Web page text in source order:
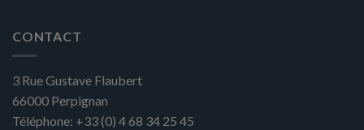
CONTACT
3 Rue Gustave Flaubert
66000 Perpignan
Téléphone: +33 (0) 4 68 34 25 45